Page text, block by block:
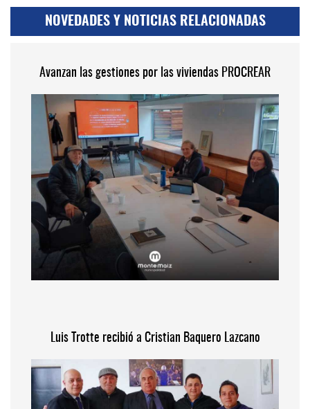
NOVEDADES Y NOTICIAS RELACIONADAS
Avanzan las gestiones por las viviendas PROCREAR
Luis Trotte recibió a Cristian Baquero Lazcano